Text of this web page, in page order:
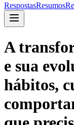
RespostasResumos
A
e sua
hábitos,